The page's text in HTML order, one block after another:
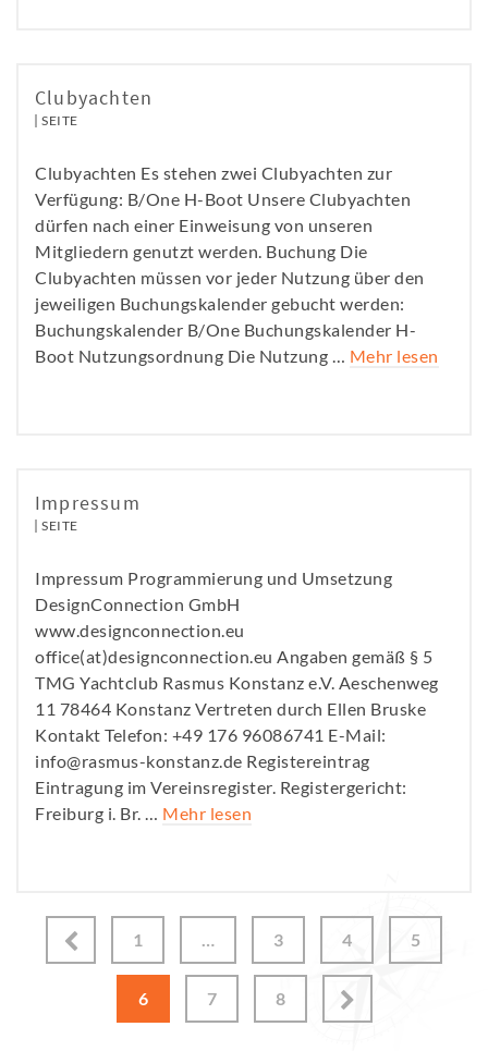
Clubyachten
SEITE
Clubyachten Es stehen zwei Clubyachten zur
Verfügung: B/One H-Boot Unsere Clubyachten
dürfen nach einer Einweisung von unseren
Mitgliedern genutzt werden. Buchung Die
Clubyachten müssen vor jeder Nutzung über den
jeweiligen Buchungskalender gebucht werden:
Buchungskalender B/One Buchungskalender H-
Boot Nutzungsordnung Die Nutzung … Mehr lesen
Impressum
SEITE
Impressum Programmierung und Umsetzung
DesignConnection GmbH
www.designconnection.eu
office(at)designconnection.eu Angaben gemäß § 5
TMG Yachtclub Rasmus Konstanz e.V. Aeschenweg
11 78464 Konstanz Vertreten durch Ellen Bruske
Kontakt Telefon: +49 176 96086741 E-Mail:
info@rasmus-konstanz.de Registereintrag
Eintragung im Vereinsregister. Registergericht:
Freiburg i. Br. … Mehr lesen
1 … 3 4 5
6 7 8